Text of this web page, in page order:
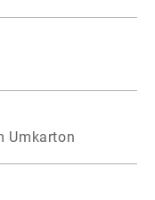
Umkarton